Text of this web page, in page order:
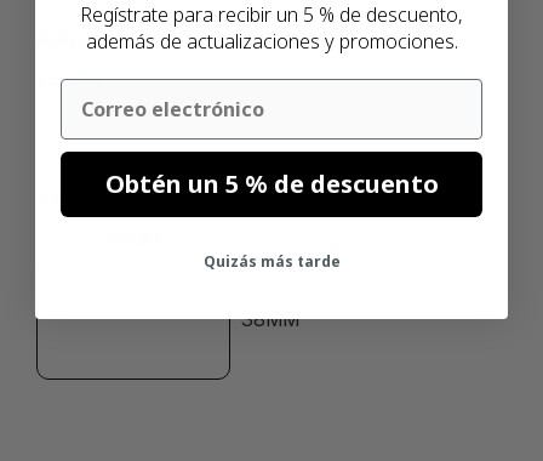
MARCA
ZEBRA
38MM
Regístrate para recibir un 5 % de descuento,
además de actualizaciones y promociones.
Email
Obtén un 5 % de descuento
Quizás más tarde